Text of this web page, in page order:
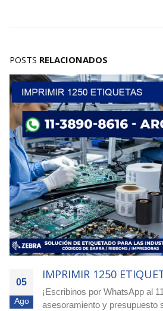
POSTS RELACIONADOS
05
Ago
IMPRIMIR 4000
Agilizá tus pocesos! Cotizá ya
experto! Escribimos a nuestro